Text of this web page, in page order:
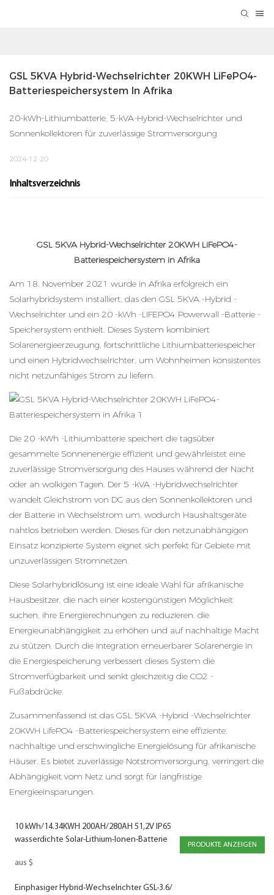
GSL 5KVA Hybrid-Wechselrichter 20KWH LiFePO4-
Batteriespeichersystem In Afrika
20-kWh-Lithiumbatterie, 5-kVA-Hybrid-Wechselrichter und
Sonnenkollektoren für zuverlässige Stromversorgung
2024-12-20
Inhaltsverzeichnis
GSL 5KVA Hybrid-Wechselrichter 20KWH LiFePO4-
Batteriespeichersystem in Afrika
Am 18. November 2021 wurde in Afrika erfolgreich ein
Solarhybridsystem installiert, das den GSL 5KVA -Hybrid -
Wechselrichter und ein 20 -kWh -LIFEPO4 Powerwall -Batterie -
Speichersystem enthielt. Dieses System kombiniert
Solarenergieerzeugung, fortschrittliche Lithiumbatteriespeicher
und einen Hybridwechselrichter, um Wohnheimen konsistentes
nicht netzunfähiges Strom zu liefern.
Die 20 -kWh -Lithiumbatterie speichert die tagsüber
gesammelte Sonnenenergie effizient und gewährleistet eine
zuverlässige Stromversorgung des Hauses während der Nacht
oder an wolkigen Tagen. Der 5 -kVA -Hybridwechselrichter
wandelt Gleichstrom von DC aus den Sonnenkollektoren und
der Batterie in Wechselstrom um, wodurch Haushaltsgeräte
nahtlos betrieben werden. Dieses für den netzunabhängigen
Einsatz konzipierte System eignet sich perfekt für Gebiete mit
unzuverlässigen Stromnetzen.
Diese Solarhybridlösung ist eine ideale Wahl für afrikanische
Hausbesitzer, die nach einer kostengünstigen Möglichkeit
suchen, ihre Energierechnungen zu reduzieren, die
Energieunabhängigkeit zu erhöhen und auf nachhaltige Macht
zu stützen. Durch die Integration erneuerbarer Solarenergie in
die Energiespeicherung verbessert dieses System die
Stromverfügbarkeit und senkt gleichzeitig die CO2 -
Fußabdrücke.
Zusammenfassend ist das GSL 5KVA -Hybrid -Wechselrichter
20KWH LifePO4 -Batteriespeichersystem eine effiziente,
nachhaltige und erschwingliche Energielösung für afrikanische
Häuser. Es bietet zuverlässige Notstromversorgung, verringert die
Abhängigkeit vom Netz und sorgt für langfristige
Energieeinsparungen.
10 kWh/14.34KWH 200AH/280AH 51,2V IP65
wasserdichte Solar-Lithium-Ionen-Batterie
aus $
PRODUKTE ANZEIGEN
Einphasiger Hybrid-Wechselrichter GSL-3.6/